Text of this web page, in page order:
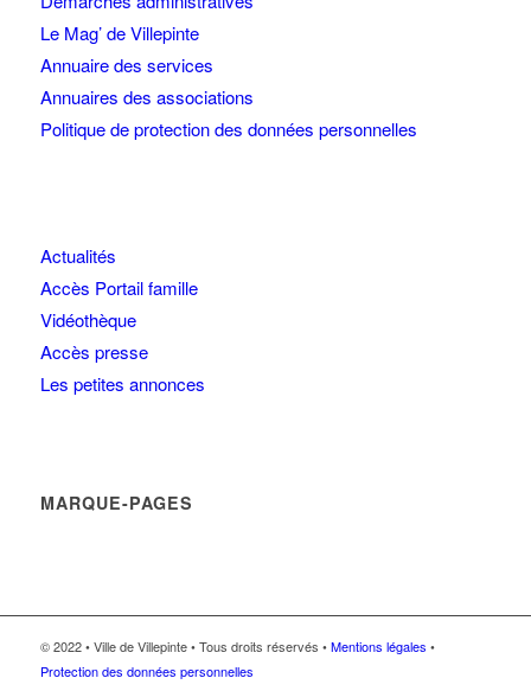
Le Mag’ de Villepinte
Annuaire des services
Annuaires des associations
Politique de protection des données personnelles
Actualités
Accès Portail famille
Vidéothèque
Accès presse
Les petites annonces
MARQUE-PAGES
© 2022 • Ville de Villepinte • Tous droits réservés •Mentions légales •
Protection des données personnelles